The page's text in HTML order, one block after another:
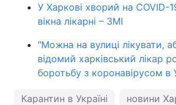
У Харкові хворий на COVID-
вікна лікарні – ЗМІ
"Можна на вулиці лікувати,
відомий харківський лікар
боротьбу з коронавірусом в
Карантин в Україні новини